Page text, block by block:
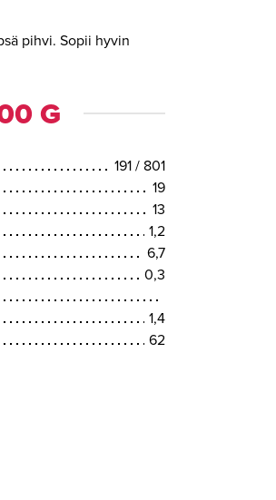
pihvi. Sopii hyvin
G
191 / 801
19
13
1,2
6,7
0,3
1,4
62